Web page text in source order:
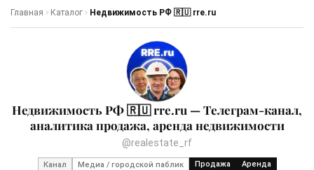
Главная Каталог Недвижимость РФ 🇷🇺 rre.ru
Недвижимость РФ 🇷🇺 rre.ru — Телеграм-канал,
аналитика продажа, аренда недвижимости
@realestate_rf
Канал Медиа / городской паблик Продажа Аренда